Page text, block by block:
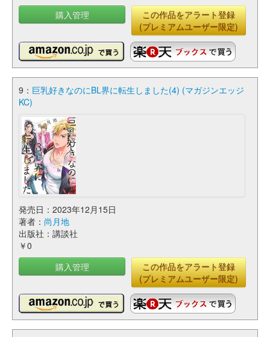
購入管理
この作品をアラート登録
(プレミアムユーザー限定)
9： 巨乳好きなのにBL界に転生しました(4) (マガジンエッジ
KC)
発売日：2023年12月15日
著者： 尚月地
出版社：講談社
￥0
購入管理
この作品をアラート登録
(プレミアムユーザー限定)